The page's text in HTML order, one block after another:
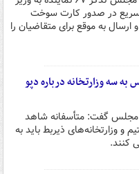
در صدور کارت سوخت
به موقع برای متقاضیان را
به سه وزارتخانه درباره دپو
مجلس گفت: متأسفانه شاهد
و وزارتخانه‌های ذیربط باید به
کنند.